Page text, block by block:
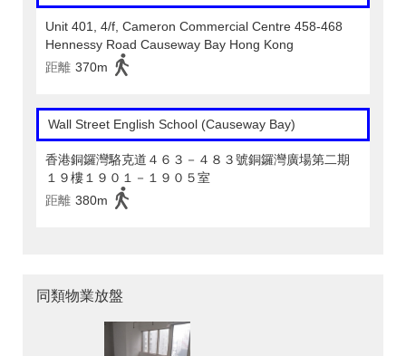
Unit 401, 4/f, Cameron Commercial Centre 458-468
Hennessy Road Causeway Bay Hong Kong
距離 370m
Wall Street English School (Causeway Bay)
香港銅鑼灣駱克道４６３－４８３號銅鑼灣廣場第二期
１９樓１９０１－１９０５室
距離 380m
同類物業放盤